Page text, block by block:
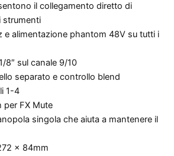
il collegamento diretto di
strumenti
e alimentazione phantom 48V su tutti i
8″ sul canale 9/10
separato e controllo blend
1-4
FX Mute
singola che aiuta a mantenere il
x 84mm